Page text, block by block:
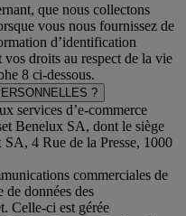
que nous collectons
vous nous fournissez de
d’identification
vos droits au respect de la vie
8 ci-dessous.
?
services d’e-commerce
Benelux SA, dont le siège
4 Rue de la Presse, 1000
commerciales de
de données des
Celle-ci est gérée